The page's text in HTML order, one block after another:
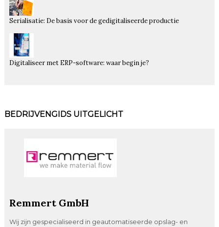
Serialisatie: De basis voor de gedigitaliseerde productie
Digitaliseer met ERP-software: waar begin je?
BEDRIJVENGIDS UITGELICHT
Remmert GmbH
Wij zijn gespecialiseerd in geautomatiseerde opslag- en